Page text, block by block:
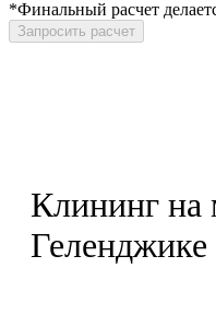
*Финальный расчет
Запросить расчет
Клининг на
Геленджике